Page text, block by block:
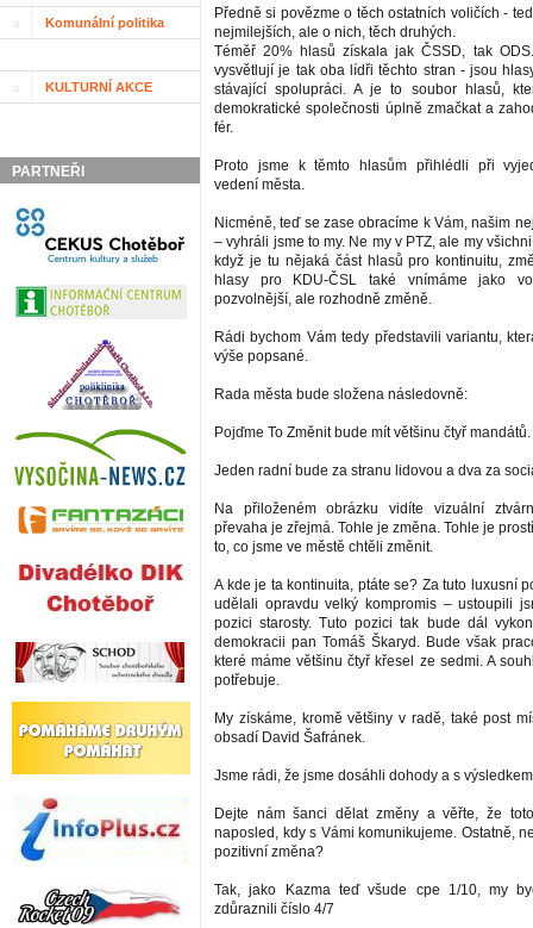
Komunální politika
KULTURNÍ AKCE
PARTNEŘI
Předně si povězme o těch ostatních voličích -
nejmilejších, ale o nich, těch druhých.
Téměř 20% hlasů získala jak ČSSD, tak
vysvětlují je tak oba lídři těchto stran - jsou
stávající spolupráci. A je to soubor hlasů,
demokratické společnosti úplně zmačkat a
fér.
Proto jsme k těmto hlasům přihlédli při
vedení města.
Nicméně, teď se zase obracíme k Vám, našim
– vyhráli jsme to my. Ne my v PTZ, ale my
když je tu nějaká část hlasů pro kontinuitu,
hlasy pro KDU-ČSL také vnímáme jako
pozvolnější, ale rozhodně změně.
Rádi bychom Vám tedy představili variantu,
výše popsané.
Rada města bude složena následovně:
Pojďme To Změnit bude mít většinu čtyř mandátů.
Jeden radní bude za stranu lidovou a dva za
Na přiloženém obrázku vidíte vizuální
převaha je zřejmá. Tohle je změna. Tohle je
to, co jsme ve městě chtěli změnit.
A kde je ta kontinuita, ptáte se? Za tuto luxusní
udělali opravdu velký kompromis – ustoupili
pozici starosty. Tuto pozici tak bude dál
demokracii pan Tomáš Škaryd. Bude však
které máme většinu čtyř křesel ze sedmi. A
potřebuje.
My získáme, kromě většiny v radě, také post
obsadí David Šafránek.
Jsme rádi, že jsme dosáhli dohody a s
Dejte nám šanci dělat změny a věřte, že
naposled, kdy s Vámi komunikujeme. Ostatně,
pozitivní změna?
Tak, jako Kazma teď všude cpe 1/10, my
zdůraznili číslo 4/7